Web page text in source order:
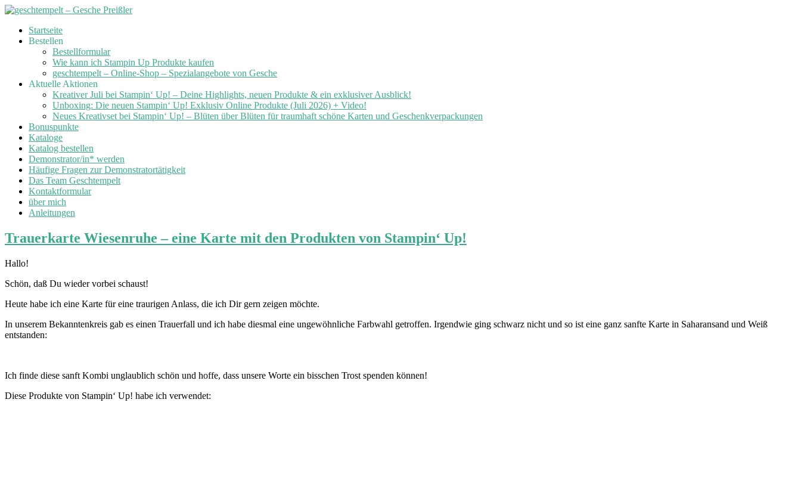
Skip
Startseite
Bestellen
Bestellformular
Wie kann ich Stampin Up Produkte kaufen
geschtempelt – Online-Shop – Spezialangebote von Gesche
Aktuelle Aktionen
Kreativer Juli bei Stampin‘ Up! – Deine Highlights, neuen Produkte & ein exklusiver Ausblick!
Unboxing: Die neuen Stampin‘ Up! Exklusiv Online Produkte (Juli 2026) + Video!
Neues Kreativset bei Stampin‘ Up! – Blüten über Blüten für traumhaft schöne Karten und Geschenkverpackungen
Bonuspunkte
Kataloge
Katalog bestellen
Demonstrator/in* werden
Häufige Fragen zur Demonstratortätigkeit
Das Team Geschtempelt
Kontaktformular
über mich
Anleitungen
Trauerkarte Wiesenruhe – eine Karte mit den Produkten von Stampin‘ Up!
Hallo!
Schön, daß Du wieder vorbei schaust!
Heute habe ich eine Karte für eine traurigen Anlass, die ich Dir gern zeigen möchte.
In unserem Bekanntenkreis gab es einen Trauerfall und ich habe diesmal eine ungewöhnliche Farbwahl getroffen. Irgendwie ging schwarz nicht und so ist eine ganz sanfte Karte in Saharansand und Weiß
entstanden:
Ich finde diese sanft Kombi unglaublich schön und hoffe, dass unsere Worte ein bisschen Trost spenden können!
Diese Produkte von Stampin‘ Up! habe ich verwendet: